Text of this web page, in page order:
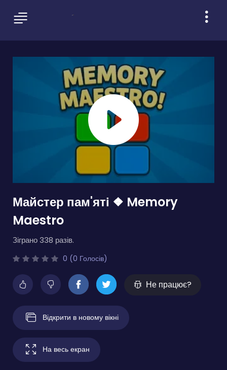
Майстер пам'яті ❖ Memory
Maestro
Зіграно 338 разів.
0 (0 Голосів)
Не працює?
Відкрити в новому вікні
На весь екран